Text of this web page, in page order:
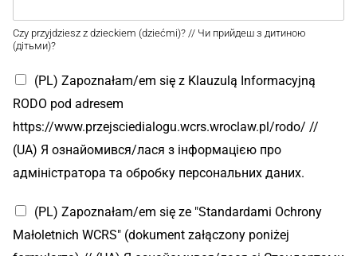
Czy przyjdziesz z dzieckiem (dziećmi)? // Чи прийдеш з дитиною
(дітьми)?
(PL) Zapoznałam/em się z Klauzulą Informacyjną
RODO pod adresem
https://www.przejsciedialogu.wcrs.wroclaw.pl/rodo/ //
(UA) Я ознайомився/лася з інформацією про
адміністратора та обробку персональних даних.
(PL) Zapoznałam/em się ze "Standardami Ochrony
Małoletnich WCRS" (dokument załączony poniżej